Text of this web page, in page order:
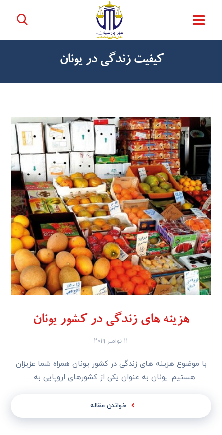
کیفیت زندگی در یونان
هزینه های زندگی در کشور یونان
۱۱ نوامبر ۲۰۱۹
با موضوع هزینه های زندگی در کشور یونان همراه شما عزیزان
هستیم. یونان به عنوان یکی از کشورهای اروپایی به ...
خواندن مقاله